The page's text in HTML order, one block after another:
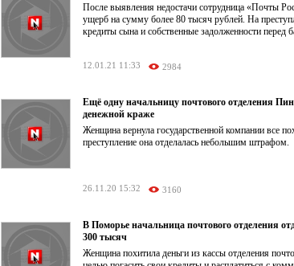
После выявления недостачи сотрудница «Почты
ущерб на сумму более 80 тысяч рублей. На
кредиты сына и собственные задолженности перед
12.01.21 11:33 2984
Ещё одну начальницу почтового отделения
денежной краже
Женщина вернула государственной компании все
преступление она отделалась небольшим штрафом.
26.11.20 15:32 3160
В Поморье начальница почтового отделения
300 тысяч
Женщина похитила деньги из кассы отделения